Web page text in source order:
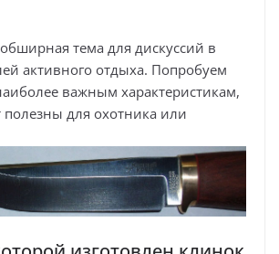
тема для дискуссий в
активного отдыха. Попробуем
важным характеристикам,
полезны для охотника или